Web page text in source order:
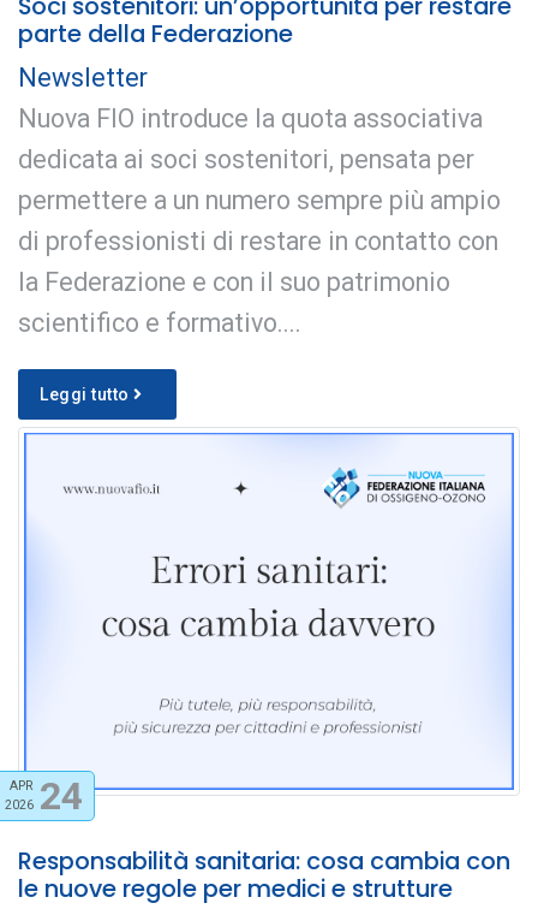
parte della Federazione
Newsletter
Nuova FIO introduce la quota associativa
dedicata ai soci sostenitori, pensata per
permettere a un numero sempre più ampio
di professionisti di restare in contatto con
la Federazione e con il suo patrimonio
scientifico e formativo....
Leggi tutto
APR
2026 24
Responsabilità sanitaria: cosa cambia con
le nuove regole per medici e strutture